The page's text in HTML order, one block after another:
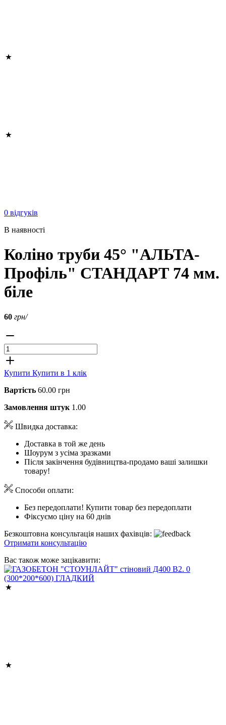
0 відгуків
В наявності
Коліно труби 45° "АЛЬТА-
Профіль" СТАНДАРТ 74 мм.
біле
60 грн/
Купити Купити в 1 клік
Вартість 60.00 грн
Замовлення штук 1.00
Швидка доставка:
Доставка в той же день
Шоурум з усіма зразками
Після закінчення будівництва-продамо ваші залишки
товару!
Способи оплати:
Без передоплати! Купити товар без передоплати
Фіксуємо ціну на 60 днів
Безкоштовна консультація наших фахівців:
Отримати консультацію
Вас також може зацікавити: